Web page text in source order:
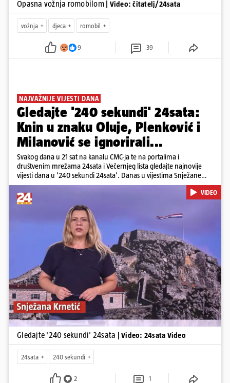
Opasna vožnja romobilom | Video: čitatelj/24sata
vožnja djeca romobil
9 39
NAJVAŽNIJE VIJESTI DANA
Gledajte '240 sekundi' 24sata:
Knin u znaku Oluje, Plenković i
Milanović se ignorirali...
Svakog dana u 21 sat na kanalu CMC-ja te na portalima i
društvenim mrežama 24sata i Večernjeg lista gledajte najnovije
vijesti dana u '240 sekundi 24sata'. Danas u vijestima Snježane
Krnetić: Hrvatska je obilježila 31. obljetnicu Oluje, a pažnju je
privuklo ignoriranje predsjednika Zorana Milanovića i premijera
Andreja Plenkovića u Kninu. Donosimo i detalje o većim
braniteljskim mirovinama, apelu obitelji Hrvata u komi u Irskoj,
upozorenjima nakon nove tragedije na električnom romobilu te
smanjenju proizvodnje u nuklearnoj elektrani Krško.
Pokretanje videa...
VIDEO
Gledajte '240 sekundi' 24sata | Video: 24sata Video
24sata 240 sekundi
2 1